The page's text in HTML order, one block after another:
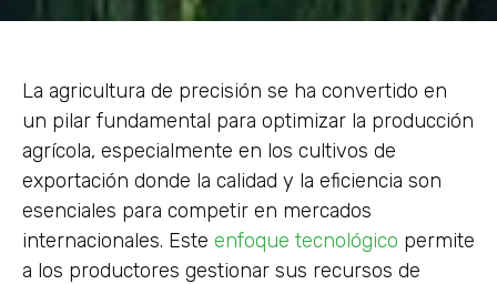
La agricultura de precisión se ha convertido en
un pilar fundamental para optimizar la producción
agrícola, especialmente en los cultivos de
exportación donde la calidad y la eficiencia son
esenciales para competir en mercados
internacionales. Este enfoque tecnológico permite
a los productores gestionar sus recursos de